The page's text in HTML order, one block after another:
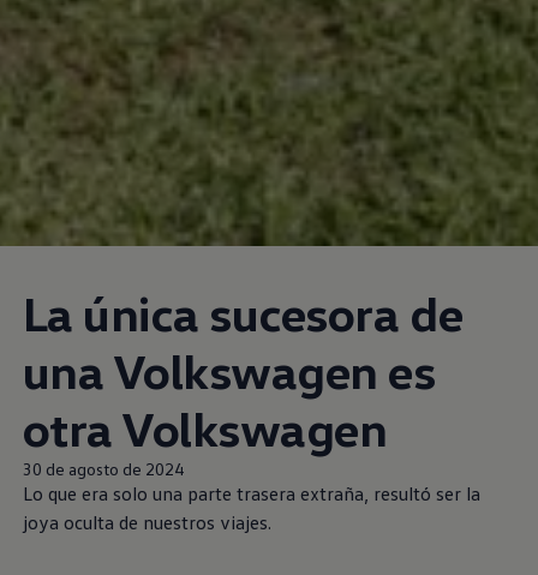
La única sucesora de
unaVolkswagen es
otraVolkswagen
30 de agosto de 2024
Lo que era solo una parte trasera extraña, resultó ser la
joya oculta de nuestros viajes.